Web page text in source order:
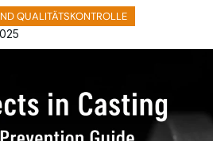
QUALITÄTSKONTROLLE